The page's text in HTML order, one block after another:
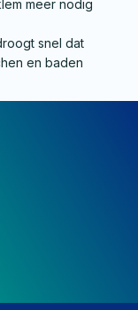
meer nodig
snel dat
en baden